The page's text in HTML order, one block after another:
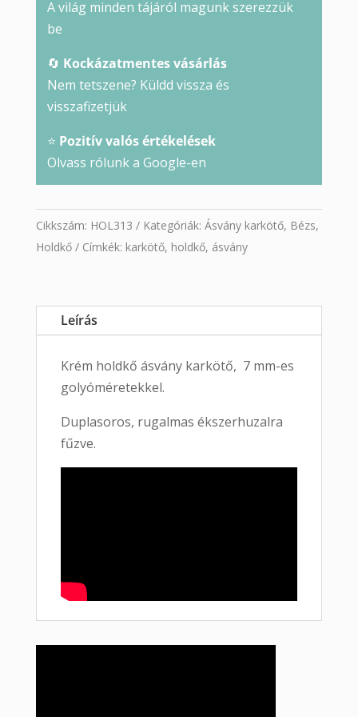
A világ minden tájáról magunk szerezzük
be
🔄 Kockázatmentes vásárlás
Nem tetszene? Küldd vissza és
visszafizetjük
⭐ Pozitív valós értékelések
Olvass rólunk a Google-en
Cikkszám: HOL313 Kategóriák: Ásvány karkötő, Bézs,
Holdkő
Címkék: karkötő, holdkő, ásvány
Leírás
Krém holdkő ásvány karkötő, 7 mm-es
golyóméretekkel.
Duplasoros, rugalmas ékszerhuzalra
fűzve.